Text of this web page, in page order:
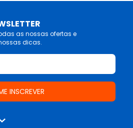
as nossas ofertas e
dicas.